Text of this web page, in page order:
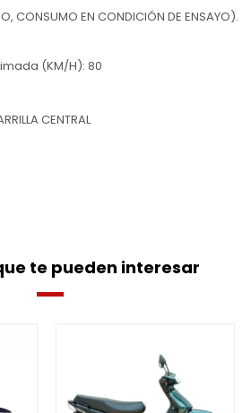
CONSUMO EN CONDICIÓN DE ENSAYO).
(KM/H): 80
CENTRAL
te pueden interesar